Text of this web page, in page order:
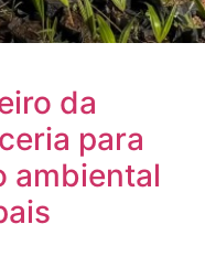
da
para
ambiental